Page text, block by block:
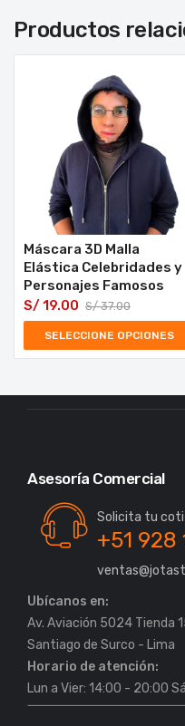
Productos
Máscara 3D Malla
Elástica Celebridades y
Personajes Famosos
S/37.00
S/19.00
SELECCIONE OPCIONES
Asesoría Comercial
Solicita tu
+51 928
Ubícanos en:
Av. Aviación 5024 Tienda
Horario de atención:
Lun a Vier: 14:00 - 20:00